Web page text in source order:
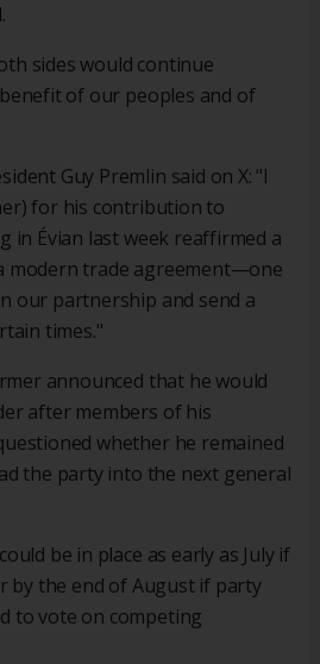
sides would continue
of our peoples and of
Guy Premlin said on X: "I
for his contribution to
in Évian last week reaffirmed a
modern trade agreement—one
our partnership and send a
times."
announced that he would
after members of his
whether he remained
the party into the next general
be in place as early as July if
by the end of August if party
to vote on competing